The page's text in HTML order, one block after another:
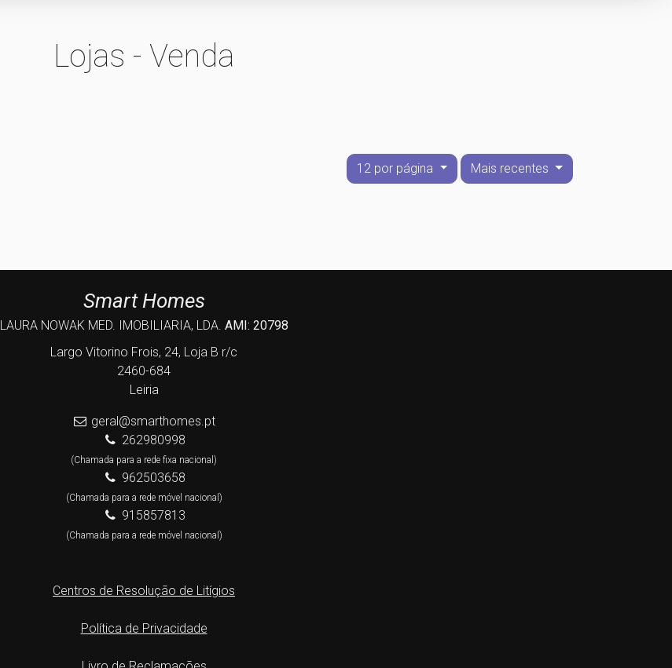
Lojas - Venda
12 por página Mais recentes
Smart Homes
LAURA NOWAK MED. IMOBILIARIA, LDA. AMI: 20798
Largo Vitorino Frois, 24, Loja B r/c
2460-684
Leiria
geral@smarthomes.pt
262980998
(Chamada para a rede fixa nacional)
962503658
(Chamada para a rede móvel nacional)
915857813
(Chamada para a rede móvel nacional)
Centros de Resolução de Litígios
Política de Privacidade